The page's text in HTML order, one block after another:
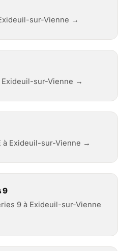
sur-Vienne →
Exideuil-sur-Vienne →
à Exideuil-sur-Vienne →
9
9 à Exideuil-sur-Vienne